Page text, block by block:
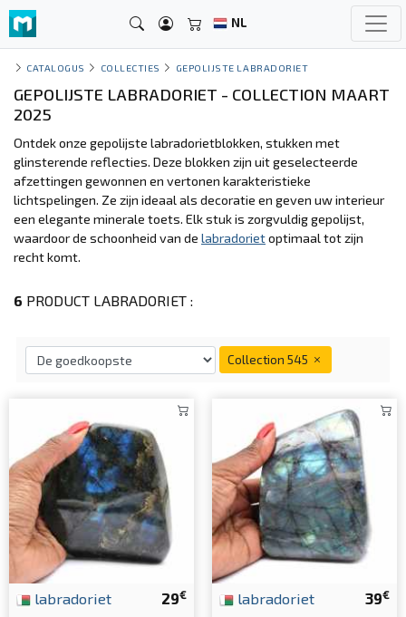
NL
CATALOGUS COLLECTIES GEPOLIJSTE LABRADORIET
GEPOLIJSTE LABRADORIET - COLLECTION MAART
2025
Ontdek onze gepolijste labradorietblokken, stukken met
glinsterende reflecties. Deze blokken zijn uit geselecteerde
afzettingen gewonnen en vertonen karakteristieke
lichtspelingen. Ze zijn ideaal als decoratie en geven uw interieur
een elegante minerale toets. Elk stuk is zorgvuldig gepolijst,
waardoor de schoonheid van de labradorietoptimaal tot zijn
recht komt.
6 PRODUCT LABRADORIET :
Collection 545
29€
labradoriet 39€
labradoriet